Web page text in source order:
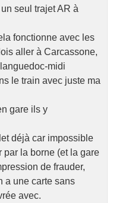
seul trajet AR à
fonctionne avec les
aller à Carcassone,
midi
le train avec juste ma
gare ils y
déjà car impossible
par la borne (et la gare
de frauder,
a une carte sans
avec.